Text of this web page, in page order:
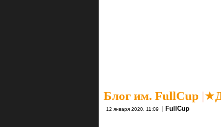
Блог им. FullCup |
12 января 2020, 11:09 FullCup